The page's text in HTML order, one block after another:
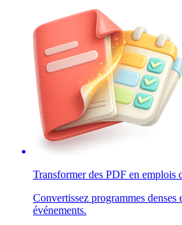
Transformer des PDF en emplois
Convertissez programmes denses
événements.